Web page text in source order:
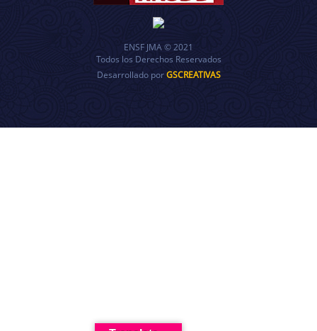
ENSF JMA © 2021
Todos los Derechos Reservados
Desarrollado porGSCREATIVAS